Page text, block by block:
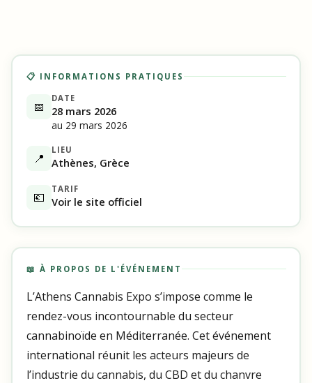
📋 INFORMATIONS PRATIQUES
📅
DATE
28 mars 2026
au 29 mars 2026
📍
LIEU
Athènes, Grèce
💶
TARIF
Voir le site officiel
📖 À PROPOS DE L'ÉVÉNEMENT
L’Athens Cannabis Expo s’impose comme le
rendez-vous incontournable du secteur
cannabinoïde en Méditerranée. Cet événement
international réunit les acteurs majeurs de
l’industrie du cannabis, du CBD et du chanvre